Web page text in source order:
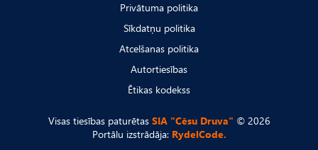
Privātuma politika
Sīkdatņu politika
Atcelšanas politika
Autortiesības
Ētikas kodekss
Visas tiesības paturētas SIA "Cēsu Druva" © 2026
Portālu izstrādāja: RydelCode.